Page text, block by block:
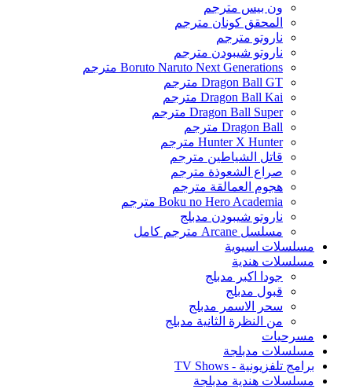
ون بيس مترجم
المحقق كونان مترجم
ناروتو مترجم
ناروتو شيبودن مترجم
Boruto Naruto Next Generations مترجم
Dragon Ball GT مترجم
Dragon Ball Kai مترجم
Dragon Ball Super مترجم
Dragon Ball مترجم
Hunter X Hunter مترجم
قاتل الشياطين مترجم
صراع الشعوذة مترجم
هجوم العمالقة مترجم
Boku no Hero Academia مترجم
ناروتو شيبودن مدبلج
مسلسل Arcane مترجم كامل
مسلسلات اسيوية
مسلسلات هندية
جودا اكبر مدبلج
قبول مدبلج
سحر الاسمر مدبلج
من النظرة الثانية مدبلج
مسرحيات
مسلسلات مدبلجة
برامج تلفزيونية - TV Shows
مسلسلات هندية مدبلجة